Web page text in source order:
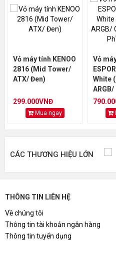
Vỏ máy tính KENOO
2816 (Mid Tower/
ATX/ Đen)
299.000VNĐ
Mua ngay
Vỏ
White
ARGB/
Qua
CÁC THƯƠNG HIỆU LỚN
THÔNG TIN LIÊN HỆ
Về chúng tôi
Thông tin tài khoản ngân hàng
Thông tin tuyển dụng